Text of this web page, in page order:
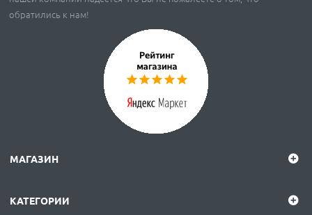
обратились к нам!
МАГАЗИН
КАТЕГОРИИ